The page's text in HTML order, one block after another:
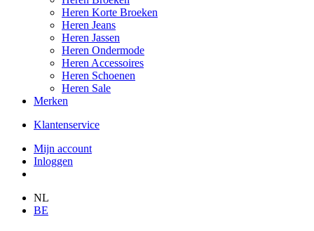
Heren Korte Broeken
Heren Jeans
Heren Jassen
Heren Ondermode
Heren Accessoires
Heren Schoenen
Heren Sale
Merken
Klantenservice
Mijn account
Inloggen
NL
BE